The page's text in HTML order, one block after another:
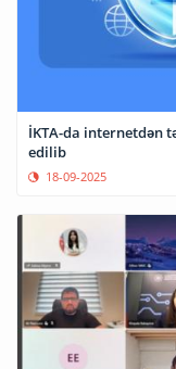
İKTA-da internetdən
edilib
18-09-2025